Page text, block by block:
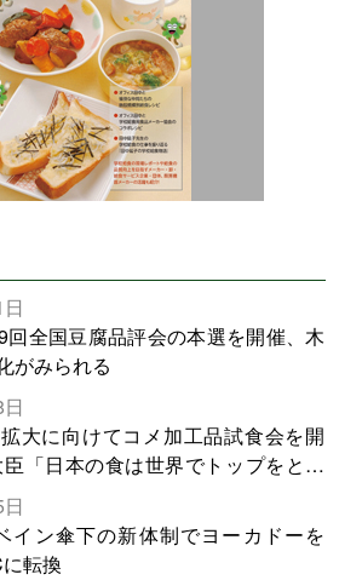
回全国豆腐品評会の本選を開催、木
がみられる
大に向けてコメ加工品試食会を開
「日本の食は世界でトップをとれ
けて、米輸出需要の拡大を」
イン傘下の新体制でヨーカドーを
転換